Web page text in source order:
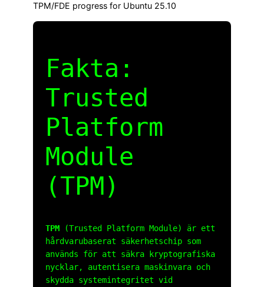
TPM/FDE progress for Ubuntu 25.10
Fakta:
Trusted
Platform
Module
(TPM)
TPM (Trusted Platform Module) är ett
hårdvarubaserat säkerhetschip som
används för att säkra kryptografiska
nycklar, autentisera maskinvara och
skydda systemintegritet vid